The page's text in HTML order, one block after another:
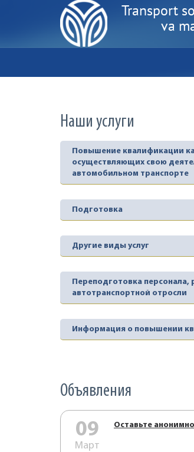
Transport
va
Наши услуги
Повышение квалификации
осуществляющих свою
автомобильном транспорте
Подготовка
Другие виды услуг
Переподготовка
автотранспортной отросли
Информация о повышении
Объявления
09
Март
Оставьте